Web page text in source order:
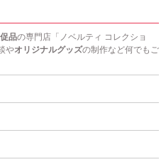
品の専門店「ノベルティ コレクショ
やオリジナルグッズの制作など何でもご